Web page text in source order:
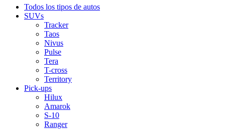
Todos los tipos de autos
SUVs
Tracker
Taos
Nivus
Pulse
Tera
T-cross
Territory
Pick-ups
Hilux
Amarok
S-10
Ranger